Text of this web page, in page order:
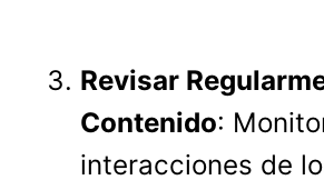
Revisar
Contenido:
interacciones de